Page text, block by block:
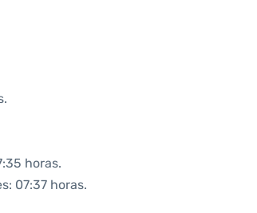
horas.
07:37 horas.